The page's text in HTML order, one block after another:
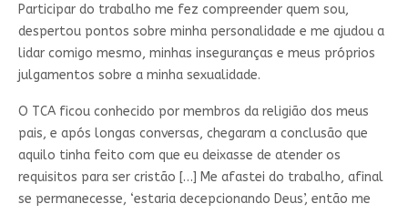
Participar do trabalho me fez compreender quem sou,
despertou pontos sobre minha personalidade e me ajudou a
lidar comigo mesmo, minhas inseguranças e meus próprios
julgamentos sobre a minha sexualidade.
O TCA ficou conhecido por membros da religião dos meus
pais, e após longas conversas, chegaram a conclusão que
aquilo tinha feito com que eu deixasse de atender os
requisitos para ser cristão […] Me afastei do trabalho, afinal
se permanecesse, ‘estaria decepcionando Deus’, então me